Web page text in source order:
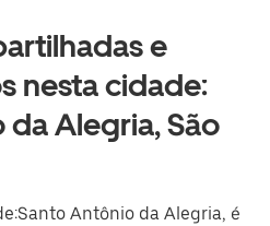
e
nesta cidade:
Alegria, São
Antônio da Alegria, é